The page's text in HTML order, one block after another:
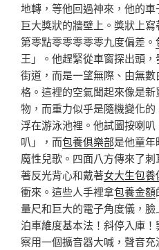
地轉，等他回過神來，他的
巨大獎狀的牆壁上。獎狀上
第零點零零零零零九度偏差。
王」。他趕緊從車窗探出頭
街道，而是一望無際、由無
格。這裡的空氣聞起來像是
物，而重力似乎是隨機變化
浮在游泳池裡。他試圖按喇
叭」，而包養俱樂部是他童年
魔性兒歌。四面八方傳來了
著反光背心和戴著女大生包養
衝來。這些人手裡拿包養金額
量尺和巨大的電子角度儀，
泊車維度基本法！斜停入庫
察用一個擴音器大喊，聲音